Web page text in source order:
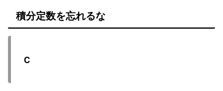
積分定数を忘れるな
C